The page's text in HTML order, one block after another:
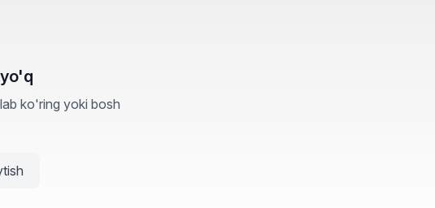
ko'ring yoki bosh